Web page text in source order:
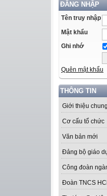
ĐĂNG NHẬP
Tên truy nhập
Mật khẩu
Ghi nhớ
Quên mật khẩu
THÔNG TIN
Giới thiệu chung
Cơ cấu tổ chức
Văn bản mới
Đảng bộ giáo
Công đoàn
Đoàn TNCS